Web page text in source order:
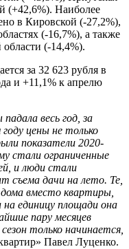
(+42,6%). Наиболее
в Кировской (-27,2%),
(-16,7%), а также
(-14,4%).
за 32 623 рубля в
и +11,1% к апрелю
весь год, за
цены не только
показатели 2020-
стали ограниченные
и люди стали
съема дачи на лето. Те,
вместо квартиры,
единицу площади она
пару месяцев
только начинается,
Павел Луценко.